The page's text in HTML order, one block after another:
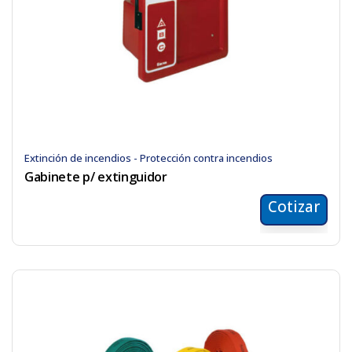
Extinción de incendios - Protección contra incendios
Gabinete p/ extinguidor
Cotizar